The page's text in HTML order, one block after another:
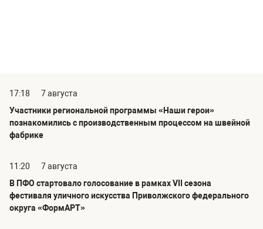
17:18
7 августа
Участники региональной программы «Наши герои»
познакомились с производственным процессом на швейной
фабрике
11:20
7 августа
В ПФО стартовало голосование в рамках VII сезона
фестиваля уличного искусства Приволжского федерального
округа «ФормАРТ»